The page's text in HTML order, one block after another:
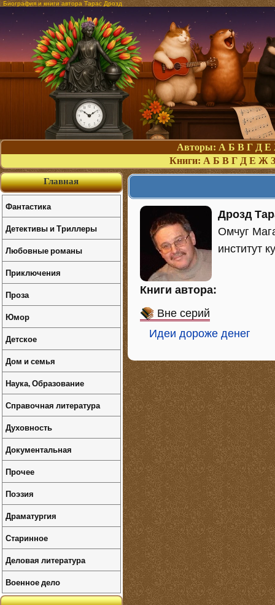
Биография и книги автора Тарас Дрозд
Авторы: А Б В Г Д Е
Книги: А Б В Г Д Е Ж З
Дрозд
Омчуг
институт
Книги автора:
Вне серий
Идеи дороже денег
Главная
Фантастика
Детективы и Триллеры
Любовные романы
Приключения
Проза
Юмор
Детское
Дом и семья
Наука, Образование
Справочная литература
Духовность
Документальная
Прочее
Поэзия
Драматургия
Старинное
Деловая литература
Военное дело